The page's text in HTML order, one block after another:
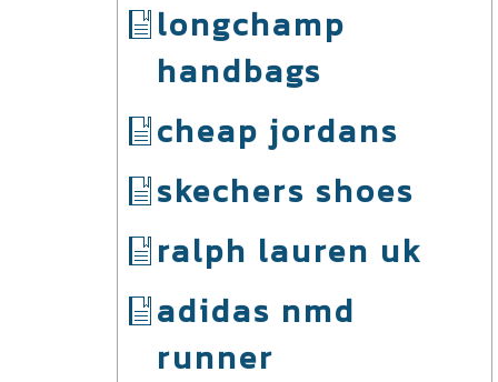
longchamp
handbags
cheap jordans
skechers shoes
ralph lauren uk
adidas nmd
runner